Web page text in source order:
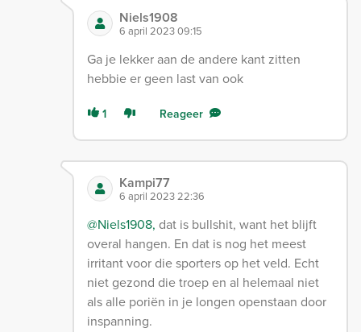
Niels1908
6 april 2023 09:15
Ga je lekker aan de andere kant zitten
hebbie er geen last van ook
1 Reageer
Kampi77
6 april 2023 22:36
@Niels1908, dat is bullshit, want het blijft
overal hangen. En dat is nog het meest
irritant voor die sporters op het veld. Echt
niet gezond die troep en al helemaal niet
als alle poriën in je longen openstaan door
inspanning.